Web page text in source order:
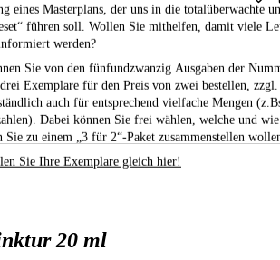
20 ml
eines Masterplans, der uns in die totalüberwachte
führen soll. Wollen Sie mithelfen, damit viele
werden?
Sie von den fünfundzwanzig Ausgaben der
Exemplare für den Preis von zwei bestellen,
auch für entsprechend vielfache Mengen
Dabei können Sie frei wählen, welche und
Sie zu einem „3 für 2“-Paket zusammenstellen
Sie Ihre Exemplare gleich hier!